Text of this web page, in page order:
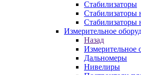
Стабилизаторы
Стабилизаторы
Стабилизаторы
Измерительное
Назад
Измерительное
Дальномеры
Нивелиры